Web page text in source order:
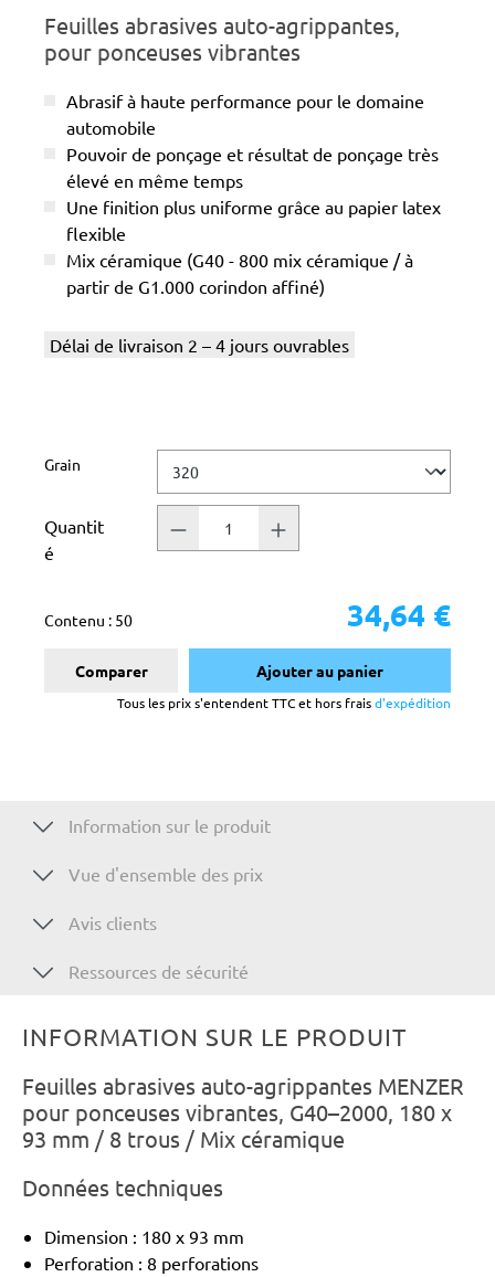
Feuilles abrasives auto-agrippantes,
pour ponceuses vibrantes
Abrasif à haute performance pour le domaine
automobile
Pouvoir de ponçage et résultat de ponçage très
élevé en même temps
Une finition plus uniforme grâce au papier latex
flexible
Mix céramique (G40 - 800 mix céramique / à
partir de G1.000 corindon affiné)
Délai de livraison 2 – 4 jours ouvrables
Sélectionnez
Grain
Quantit
é
Contenu : 50 34,64 €
Comparer Ajouter au panier
Tous les prix s'entendent TTC et hors fraisd'expédition
Information sur le produit
Vue d'ensemble des prix
Avis clients
Ressources de sécurité
INFORMATION SUR LE PRODUIT
Feuilles abrasives auto-agrippantes MENZER
pour ponceuses vibrantes, G40–2000, 180 x
93 mm / 8 trous / Mix céramique
Données techniques
Dimension : 180 x 93 mm
Perforation : 8 perforations